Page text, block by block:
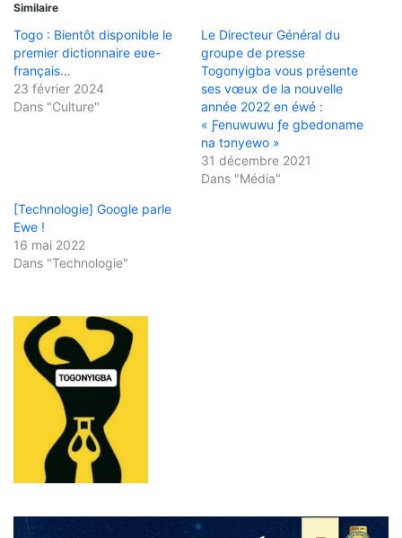
Similaire
Togo : Bientôt disponible le
premier dictionnaire eʋe-
français…
23 février 2024
Dans "Culture"
Le Directeur Général du
groupe de presse
Togonyigba vous présente
ses vœux de la nouvelle
année 2022 en éwé :
« Ƒenuwuwu ƒe gbedoname
na tɔnyewo »
31 décembre 2021
Dans "Média"
[Technologie] Google parle
Ewe !
16 mai 2022
Dans "Technologie"